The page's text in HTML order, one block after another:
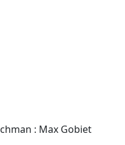
: Max Gobiet